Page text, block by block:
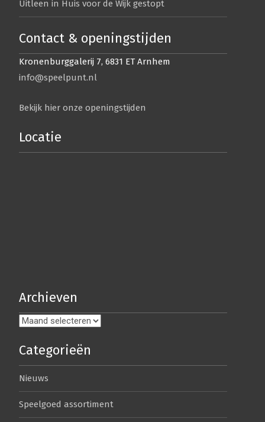
Uitleen in Huis voor de Wijk gestopt
Contact & openingstijden
Kronenburggalerij 7, 6831 ET Arnhem
info@speelpunt.nl
Bekijk hier onze openingstijden
Locatie
Archieven
Archieven
Categorieën
Nieuws
Speelgoed assortiment